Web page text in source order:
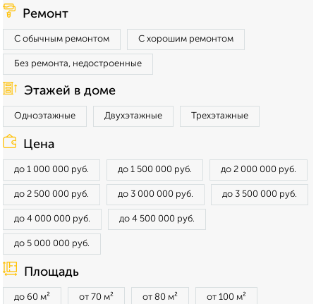
Ремонт
С обычным ремонтом С хорошим ремонтом
Без ремонта, недостроенные
Этажей в доме
Одноэтажные Двухэтажные Трехэтажные
Цена
до 1 000 000 руб. до 1 500 000 руб. до 2 000 000 руб.
до 2 500 000 руб. до 3 000 000 руб. до 3 500 000 руб.
до 4 000 000 руб. до 4 500 000 руб.
до 5 000 000 руб.
Площадь
до 60 м² от 70 м² от 80 м² от 100 м²